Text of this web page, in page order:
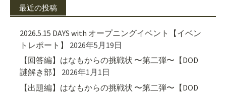
最近の投稿
2026.5.15 DAYS with オープニングイベント【イベン
トレポート】
2026年5月19日
【回答編】はなもからの挑戦状 〜第二弾〜【DOD
謎解き部】
2026年1月1日
【出題編】はなもからの挑戦状 〜第二弾〜【DOD